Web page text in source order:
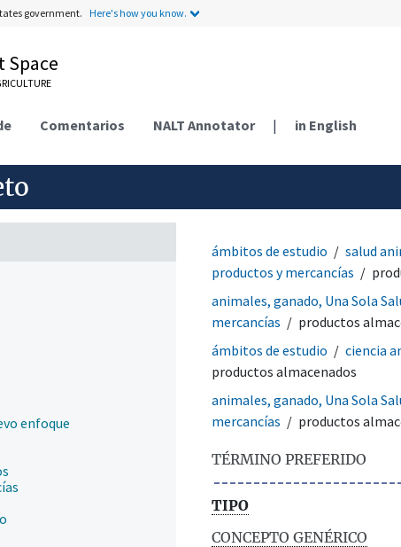
government. Here's how you know.
Space
Comentarios NALT Annotator | in English
enfoque
ámbitos de estudio salud
productos y mercancías
animales, ganado, Una Sola
mercancías
productos
ámbitos de estudio
ciencia
productos almacenados
animales, ganado, Una Sola
mercancías
productos
TÉRMINO PREFERIDO
TIPO
CONCEPTO GENÉRICO